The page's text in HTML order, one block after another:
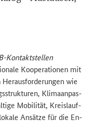
Kontaktstellen
Ko­ope­ra­tio­nen mit
wie
Kli­ma­an­pas­
Mo­bi­li­tät, Kreis­lauf­
An­sät­ze für die En­